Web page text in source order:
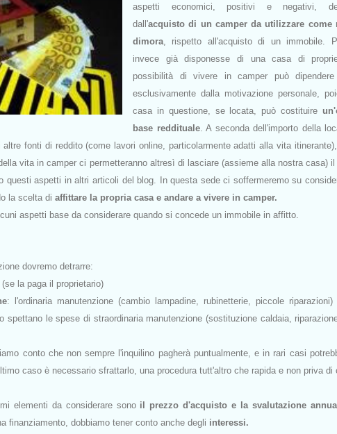
aspetti economici, positivi e negativi,
dall'acquisto di un camper da utilizzare come
dimora , rispetto all'acquisto di un immobile.
invece già disponesse di una casa di
possibilità di vivere in camper può dipendere
esclusivamente dalla motivazione personale,
casa in questione, se locata, può costituire
base reddituale. A seconda dell'importo della
altre fonti di reddito (come lavori online, particolarmente adatti alla vita
vita in camper ci permetteranno altresì di lasciare (assieme alla nostra casa) il
questi aspetti in altri articoli del blog. In questa sede ci soffermeremo su
la scelta di affittare la propria casa e andare a vivere in camper.
aspetti base da considerare quando si concede un immobile in affitto.
dovremo detrarre:
la paga il proprietario)
: l'ordinaria manutenzione (cambio lampadine, rubinetterie, piccole riparazioni)
spettano le spese di straordinaria manutenzione (sostituzione caldaia,
conto che non sempre l'inquilino pagherà puntualmente, e in rari casi
caso è necessario sfrattarlo, una procedura tutt'altro che rapida e non priva di
elementi da considerare sono il prezzo d'acquisto e la svalutazione
finanziamento, dobbiamo tener conto anche degli interessi.